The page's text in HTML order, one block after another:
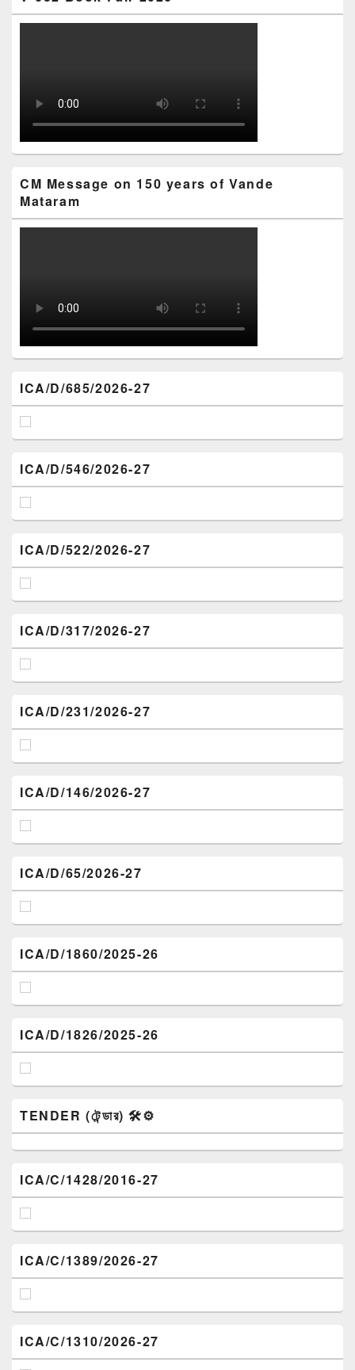
CM Message on 150 years of Vande
Mataram
ICA/D/685/2026-27
ICA/D/546/2026-27
ICA/D/522/2026-27
ICA/D/317/2026-27
ICA/D/231/2026-27
ICA/D/146/2026-27
ICA/D/65/2026-27
ICA/D/1860/2025-26
ICA/D/1826/2025-26
TENDER (টেন্ডার) 🛠️⚙️
ICA/C/1428/2016-27
ICA/C/1389/2026-27
ICA/C/1310/2026-27